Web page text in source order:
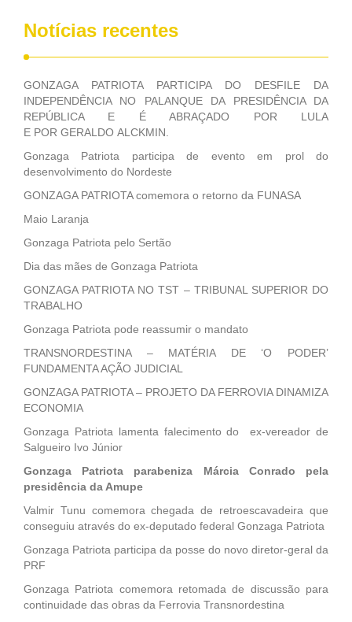
Notícias recentes
GONZAGA PATRIOTA PARTICIPA DO DESFILE DA
INDEPENDÊNCIA NO PALANQUE DA PRESIDÊNCIA DA
REPÚBLICA E É ABRAÇADO POR LULA
E POR GERALDO ALCKMIN.
Gonzaga Patriota participa de evento em prol do
desenvolvimento do Nordeste
GONZAGA PATRIOTA comemora o retorno da FUNASA
Maio Laranja
Gonzaga Patriota pelo Sertão
Dia das mães de Gonzaga Patriota
GONZAGA PATRIOTA NO TST – TRIBUNAL SUPERIOR DO
TRABALHO
Gonzaga Patriota pode reassumir o mandato
TRANSNORDESTINA – MATÉRIA DE ‘O PODER’
FUNDAMENTA AÇÃO JUDICIAL
GONZAGA PATRIOTA – PROJETO DA FERROVIA DINAMIZA
ECONOMIA
Gonzaga Patriota lamenta falecimento do ex-vereador de
Salgueiro Ivo Júnior
Gonzaga Patriota parabeniza Márcia Conrado pela
presidência da Amupe
Valmir Tunu comemora chegada de retroescavadeira que
conseguiu através do ex-deputado federal Gonzaga Patriota
Gonzaga Patriota participa da posse do novo diretor-geral da
PRF
Gonzaga Patriota comemora retomada de discussão para
continuidade das obras da Ferrovia Transnordestina